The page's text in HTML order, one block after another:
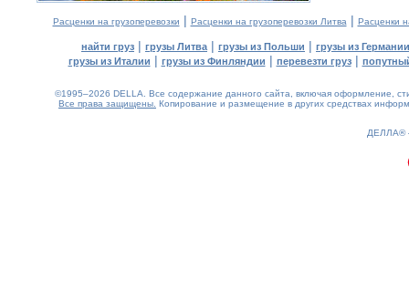
Расценки на грузоперевозки | Расценки на грузоперевозки Литва | Расценки
найти груз | грузы Литва | грузы из Польши | грузы из Германии
грузы из Италии | грузы из Финляндии | перевезти груз|
©1995–2026 DELLA. Все содержание данного сайта, включая оформление,
Все права защищены. Копирование и размещение в других средствах